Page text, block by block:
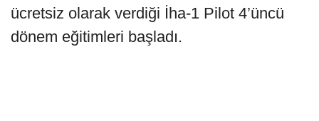
ücretsiz olarak verdiği İha-1 Pilot 4’üncü
dönem eğitimleri başladı.